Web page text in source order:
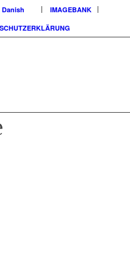
Danish
IMAGEBANK